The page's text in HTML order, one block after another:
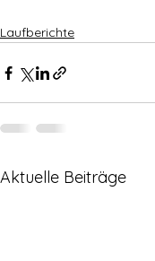
Laufberichte
Aktuelle Beiträge